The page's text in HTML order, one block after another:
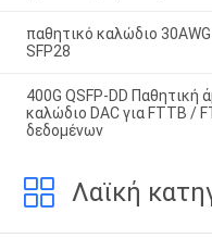
παθητικό καλώδιο
SFP28
400G QSFP-DD Παθητική
καλώδιο DAC για FTTB /
δεδομένων
Λαϊκή